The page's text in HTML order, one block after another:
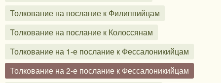
Толкование на послание к Филиппийцам
Толкование на послание к Колоссянам
Толкование на 1-е послание к Фессалоникийцам
Толкование на 2-е послание к Фессалоникийцам